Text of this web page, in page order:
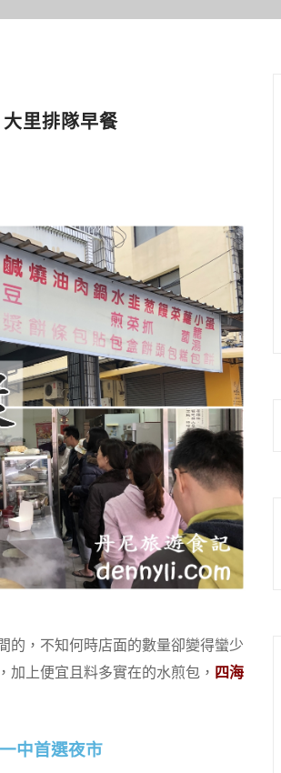
大里排隊早餐
的，不知何時店面的數量卻變得蠻少
加上便宜且料多實在的水煎包， 四海
中首選夜市